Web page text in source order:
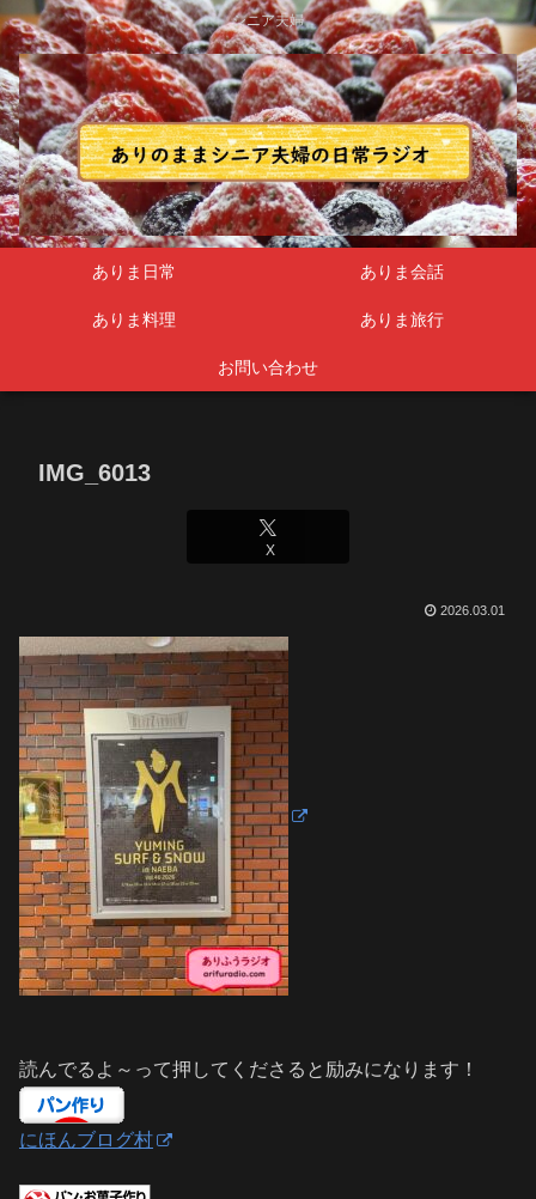
シニア夫婦
ありま日常 ありま会話
ありま料理 ありま旅行
お問い合わせ
IMG_6013
X
2026.03.01
読んでるよ～って押してくださると励みになります！
にほんブログ村